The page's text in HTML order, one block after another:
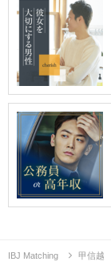
IBJ Matching 甲信越